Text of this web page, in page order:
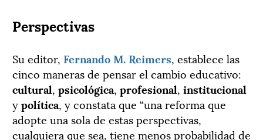
Perspectivas
Su editor, Fernando M. Reimers, establece las
cinco maneras de pensar el cambio educativo:
cultural, psicológica, profesional, institucional
ypolítica, y constata que “una reforma que
adopte una sola de estas perspectivas,
cualquiera que sea, tiene menos probabilidad de